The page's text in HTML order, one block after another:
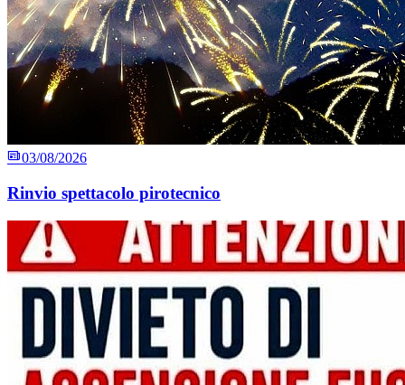
03/08/2026
Rinvio spettacolo pirotecnico